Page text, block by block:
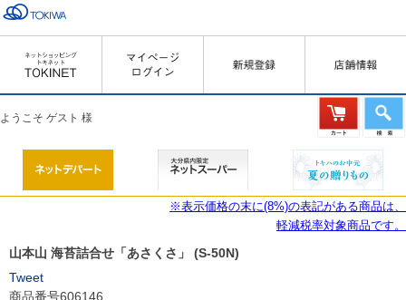
ようこそ ゲスト 様
※表示価格の末に(8%)の表記がある商品は、
軽減税率対象商品です。
山本山 海苔詰合せ「あさくさ」 (S-50N)
Tweet
商品番号606146